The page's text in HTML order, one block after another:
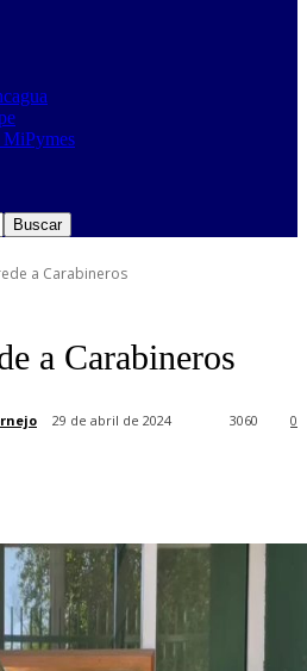
a Carabineros
a Carabineros
29 de abril de 2024 0
3060